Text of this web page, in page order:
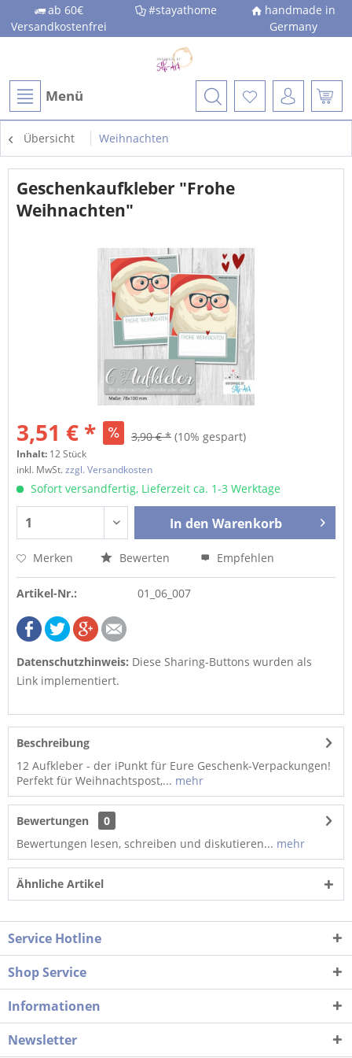
ab 60€
Versandkostenfrei
#stayathome
handmade in
Germany
Menü
Übersicht Weihnachten
Geschenkaufkleber "Frohe
Weihnachten"
3,51 € * 3,90 € * (10% gespart)
Inhalt: 12 Stück
inkl. MwSt.zzgl. Versandkosten
Sofort versandfertig, Lieferzeit ca. 1-3 Werktage
In den Warenkorb
Merken Bewerten Empfehlen
Artikel-Nr.: 01_06_007
Datenschutzhinweis: Diese Sharing-Buttons wurden als
Link implementiert.
Beschreibung
12 Aufkleber - der iPunkt für Eure Geschenk-Verpackungen!
Perfekt für Weihnachtspost,... mehr
Bewertungen
0
Bewertungen lesen, schreiben und diskutieren... mehr
Ähnliche Artikel
Service Hotline
Shop Service
Informationen
Newsletter